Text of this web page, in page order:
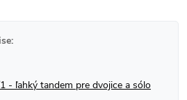
- ľahký tandem pre dvojice a sólo